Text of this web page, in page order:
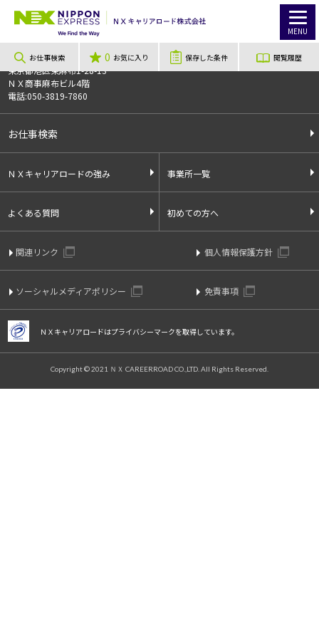
MENU
お仕事検索 0 お気に入り 保存した条件 閲覧履歴
TOP お仕事検索
013118
〒106-0044
東京都港区東麻布1-28-13
ＮＸ商事麻布ビル4階
電話:050-3819-7860
お仕事検索
ＮＸキャリアロードの強み 事業所一覧
よくある質問 初めての方へ
関連リンク 個人情報保護方針
ソーシャルメディアポリシー 免責事項
ＮＸキャリアロードはプライバシーマークを取得しています。
Copyright © 2021 ＮＸ CAREERROAD CO.,LTD. All Rights Reserved.